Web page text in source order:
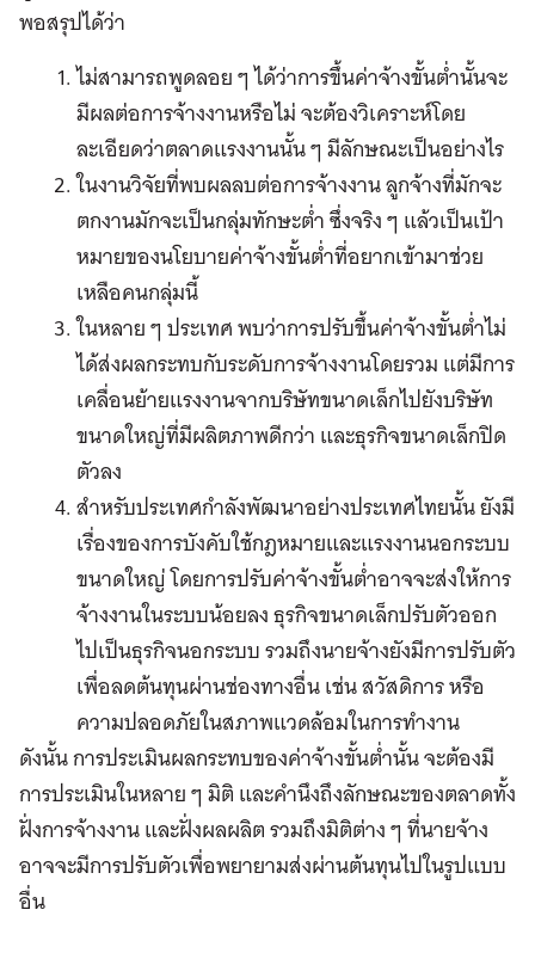
พอสรุปได้ว่า
ไม่สามารถพูดลอย ๆ ได้ว่าการขึ้นค่าจ้างขั้นต่ำนั้นจะ
มีผลต่อการจ้างงานหรือไม่ จะต้องวิเคราะห์โดย
ละเอียดว่าตลาดแรงงานนั้น ๆ มีลักษณะเป็นอย่างไร
ในงานวิจัยที่พบผลลบต่อการจ้างงาน ลูกจ้างที่มักจะ
ตกงานมักจะเป็นกลุ่มทักษะต่ำ ซึ่งจริง ๆ แล้วเป็นเป้า
หมายของนโยบายค่าจ้างขั้นต่ำที่อยากเข้ามาช่วย
เหลือคนกลุ่มนี้
ในหลาย ๆ ประเทศ พบว่าการปรับขึ้นค่าจ้างขั้นต่ำไม่
ได้ส่งผลกระทบกับระดับการจ้างงานโดยรวม แต่มีการ
เคลื่อนย้ายแรงงานจากบริษัทขนาดเล็กไปยังบริษัท
ขนาดใหญ่ที่มีผลิตภาพดีกว่า และธุรกิจขนาดเล็กปิด
ตัวลง
สำหรับประเทศกำลังพัฒนาอย่างประเทศไทยนั้น ยังมี
เรื่องของการบังคับใช้กฎหมายและแรงงานนอกระบบ
ขนาดใหญ่ โดยการปรับค่าจ้างขั้นต่ำอาจจะส่งให้การ
จ้างงานในระบบน้อยลง ธุรกิจขนาดเล็กปรับตัวออก
ไปเป็นธุรกิจนอกระบบ รวมถึงนายจ้างยังมีการปรับตัว
เพื่อลดต้นทุนผ่านช่องทางอื่น เช่น สวัสดิการ หรือ
ความปลอดภัยในสภาพแวดล้อมในการทำงาน
ดังนั้น การประเมินผลกระทบของค่าจ้างขั้นต่ำนั้น จะต้องมี
การประเมินในหลาย ๆ มิติ และคำนึงถึงลักษณะของตลาดทั้ง
ฝั่งการจ้างงาน และฝั่งผลผลิต รวมถึงมิติต่าง ๆ ที่นายจ้าง
อาจจะมีการปรับตัวเพื่อพยายามส่งผ่านต้นทุนไปในรูปแบบ
อื่น